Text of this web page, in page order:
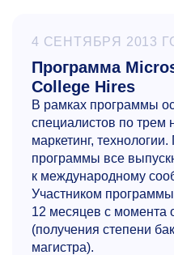
4 СЕНТЯБРЯ 2013
Программа
College Hires
В рамках программы
специалистов по трем
маркетинг,
программы все
к международному
Участником
12 месяцев с момента
(получения степени
магистра).